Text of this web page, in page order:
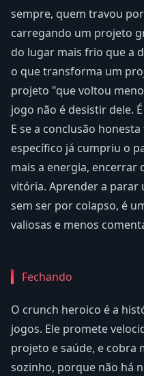
sempre, quem travou
carregando um projeto
do lugar mais frio que a
o que transforma um
projeto "que voltou
jogo não é desistir dele.
E se a conclusão
específico já cumpriu o
mais a energia, encerrar
vitória. Aprender a
sem ser por colapso, é
valiosas e menos
Fechando
O crunch heroico é a
jogos. Ele promete
projeto e saúde, e cobra
sozinho, porque não há